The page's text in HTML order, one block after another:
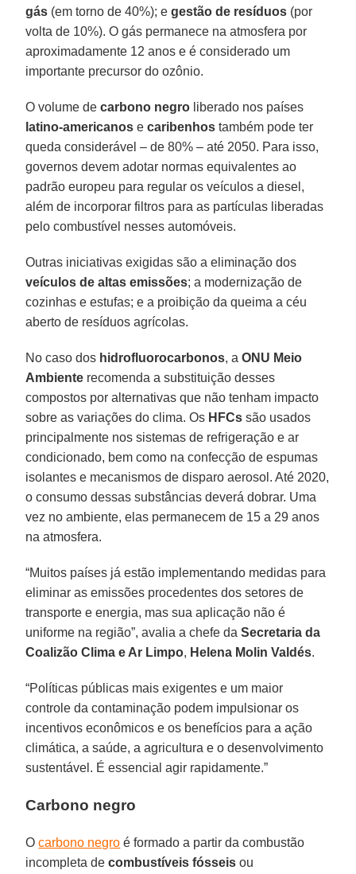
gás (em torno de 40%); egestão de resíduos (por
volta de 10%). O gás permanece na atmosfera por
aproximadamente 12 anos e é considerado um
importante precursor do ozônio.
O volume decarbono negro liberado nos países
latino-americanos ecaribenhos também pode ter
queda considerável – de 80% – até 2050. Para isso,
governos devem adotar normas equivalentes ao
padrão europeu para regular os veículos a diesel,
além de incorporar filtros para as partículas liberadas
pelo combustível nesses automóveis.
Outras iniciativas exigidas são a eliminação dos
veículos de altas emissões; a modernização de
cozinhas e estufas; e a proibição da queima a céu
aberto de resíduos agrícolas.
No caso dos hidrofluorocarbonos, aONU Meio
Ambiente recomenda a substituição desses
compostos por alternativas que não tenham impacto
sobre as variações do clima. Os HFCs são usados
principalmente nos sistemas de refrigeração e ar
condicionado, bem como na confecção de espumas
isolantes e mecanismos de disparo aerosol. Até 2020,
o consumo dessas substâncias deverá dobrar. Uma
vez no ambiente, elas permanecem de 15 a 29 anos
na atmosfera.
“Muitos países já estão implementando medidas para
eliminar as emissões procedentes dos setores de
transporte e energia, mas sua aplicação não é
uniforme na região”, avalia a chefe daSecretaria da
Coalizão Clima e Ar Limpo, Helena Molin Valdés.
“Políticas públicas mais exigentes e um maior
controle da contaminação podem impulsionar os
incentivos econômicos e os benefícios para a ação
climática, a saúde, a agricultura e o desenvolvimento
sustentável. É essencial agir rapidamente.”
Carbono negro
Ocarbono negro é formado a partir da combustão
incompleta decombustíveis fósseis ou